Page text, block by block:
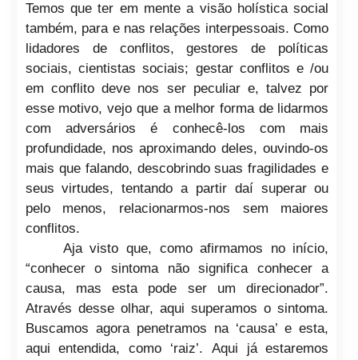
Temos que ter em mente a visão holística social
também, para e nas relações interpessoais. Como
lidadores de conflitos, gestores de políticas
sociais, cientistas sociais; gestar conflitos e /ou
em conflito deve nos ser peculiar e, talvez por
esse motivo, vejo que a melhor forma de lidarmos
com adversários é conhecê-los com mais
profundidade, nos aproximando deles, ouvindo-os
mais que falando, descobrindo suas fragilidades e
seus virtudes, tentando a partir daí superar ou
pelo menos, relacionarmos-nos sem maiores
conflitos.
Aja visto que, como afirmamos no início,
“conhecer o sintoma não significa conhecer a
causa, mas esta pode ser um direcionador”.
Através desse olhar, aqui superamos o sintoma.
Buscamos agora penetramos na ‘causa’ e esta,
aqui entendida, como ‘raiz’. Aqui já estaremos